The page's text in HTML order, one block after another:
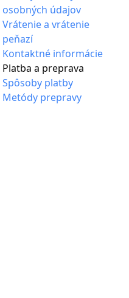
osobných údajov
Vrátenie a vrátenie
peňazí
Kontaktné informácie
Platba a preprava
Spôsoby platby
Metódy prepravy